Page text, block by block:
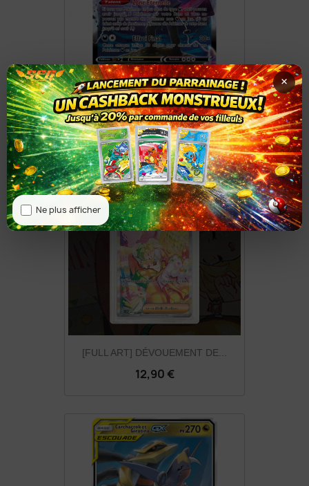
Éthernatos VMAX TG22/196
8,50 €
[FULL ART] DÉVOUEMENT DE...
12,90 €
×
Ne plus afficher